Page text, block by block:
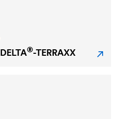
DELTA®-TERRAXX